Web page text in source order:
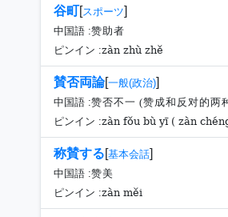
谷町[スポーツ]
中国語 :赞助者
ピンイン :zàn zhù zhě
賛否両論[一般(政治)]
中国語 :赞否不一 (赞成和反对的两
ピンイン :zàn fǒu bù yī ( zàn
称賛する[基本会話]
中国語 :赞美
ピンイン :zàn měi